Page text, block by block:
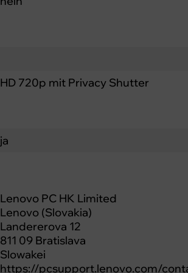
HD 720p mit Privacy Shutter
ja
Lenovo PC HK Limited
Lenovo (Slovakia)
Landererova 12
811 09 Bratislava
Slowakei
https://pcsupport.lenovo.com/